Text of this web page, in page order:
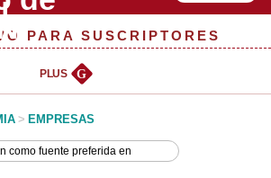
PARA SUSCRIPTORES
PLUS G
> EMPRESAS
como fuente preferida en